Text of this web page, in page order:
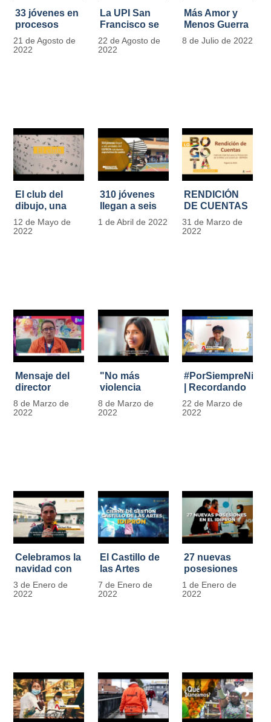
33 jóvenes en
procesos
legales por
tensiones con
21 de Agosto de
2022
La UPI San
Francisco se
llena de color
y vida con la
22 de Agosto de
2022
Más Amor y
Menos Guerra
8 de Julio de 2022
El club del
dibujo, una
apuesta para
formar
12 de Mayo de
2022
310 jóvenes
llegan a seis
unidades del
IDIPRON con
1 de Abril de 2022
RENDICIÓN
DE CUENTAS
IDIPRON |
Vigencia 2021
31 de Marzo de
2022
Mensaje del
director
Carlos Marín |
Día
8 de Marzo de
2022
"No más
violencia
contra la
mujer" | 8
8 de Marzo de
2022
| Recordando
al Padre
Javier de
22 de Marzo de
2022
Celebramos la
navidad con
los Niños y
Niñas de los
3 de Enero de
2022
El Castillo de
las Artes
celebra su
primer año
7 de Enero de
2022
27 nuevas
posesiones
en el IDIPRON
1 de Enero de
2022